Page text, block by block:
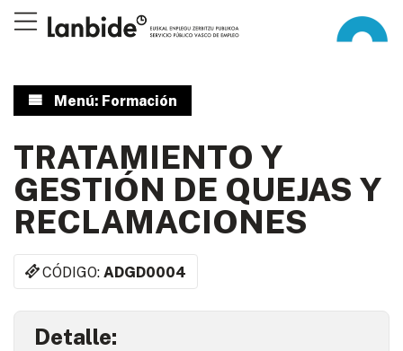
Menú: Formación
TRATAMIENTO Y
GESTIÓN DE QUEJAS Y
RECLAMACIONES
CÓDIGO:ADGD0004
Detalle: